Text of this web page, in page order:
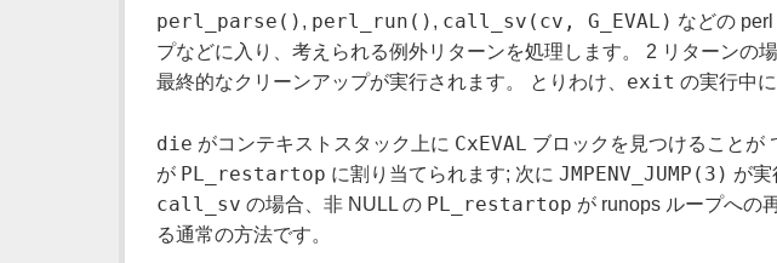
perl_parse() , perl_run() , call_sv(cv, G_EVAL) などの
プなどに入り、考えられる例外リターンを処理します。 2 リターンの
最終的なクリーンアップが実行されます。 とりわけ、 exit の実行中
die がコンテキストスタック上に CxEVAL ブロックを見つけることが
が PL_restartop に割り当てられます; 次に JMPENV_JUMP(3) が実
call_sv の場合、非 NULL の PL_restartop が runops ループへの
る通常の方法です。